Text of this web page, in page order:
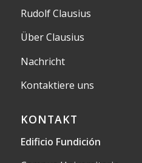
Rudolf Clausius
Über Clausius
Nachricht
Kontaktiere uns
KONTAKT
Edificio Fundición